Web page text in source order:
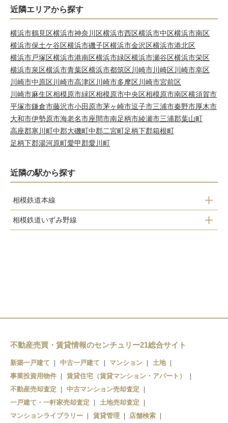
近隣エリアから探す
横浜市鶴見区横浜市神奈川区横浜市西区横浜市中区横浜市南区
横浜市保土ケ谷区横浜市磯子区横浜市金沢区横浜市港北区
横浜市戸塚区横浜市港南区横浜市緑区横浜市瀬谷区横浜市栄区
横浜市泉区横浜市青葉区横浜市都筑区川崎市川崎区川崎市幸区
川崎市中原区川崎市高津区川崎市多摩区川崎市宮前区
川崎市麻生区相模原市緑区相模原市中央区相模原市南区横須賀市
平塚市鎌倉市藤沢市小田原市茅ヶ崎市逗子市三浦市秦野市厚木市
大和市伊勢原市海老名市座間市南足柄市綾瀬市三浦郡葉山町
高座郡寒川町中郡大磯町中郡二宮町足柄下郡箱根町
足柄下郡湯河原町愛甲郡愛川町
近隣の駅から探す
相模鉄道本線
鶴ケ峰駅
相模鉄道いずみ野線
不動産売買・賃貸情報のセンチュリー21総合サイト
新築一戸建て 中古一戸建て マンション
土地
事業投資用物件
賃貸住宅（賃貸マンション・アパート）
不動産売却査定
中古マンション売却査定
一戸建て・一軒家売却査定
土地売却査定
マンションライブラリー
賃貸管理
店舗検索